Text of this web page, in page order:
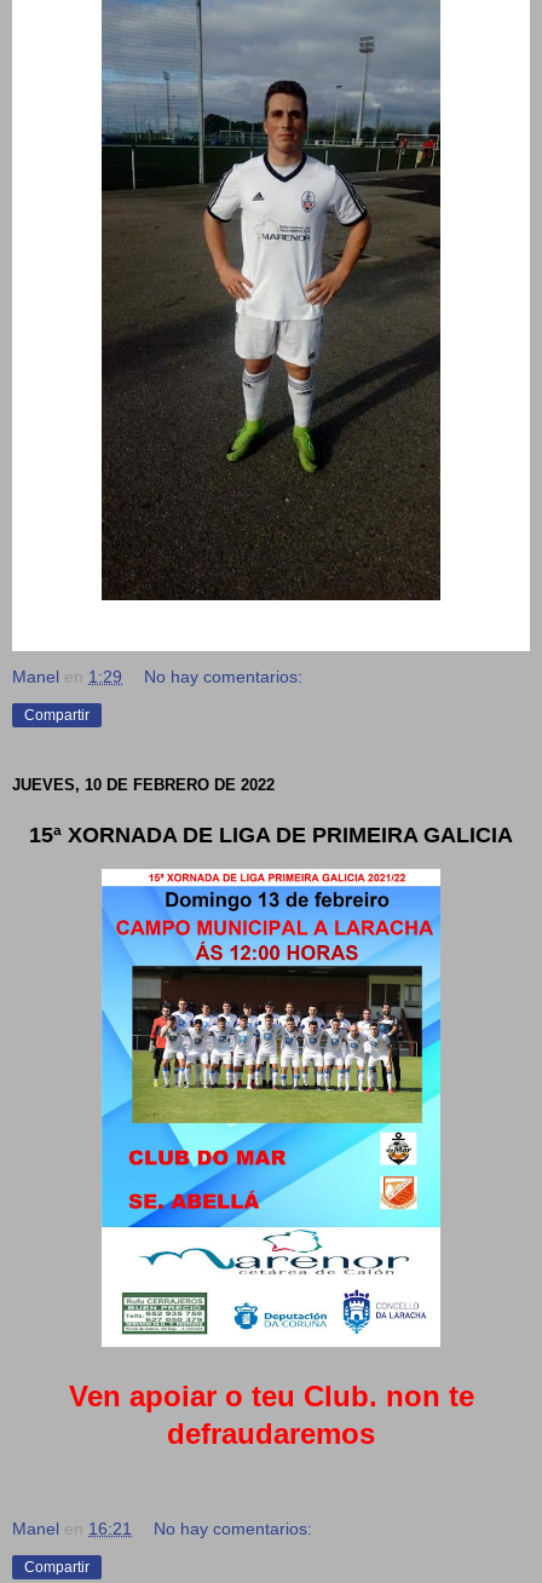
Manel en 1:29 No hay comentarios:
Compartir
JUEVES, 10 DE FEBRERO DE 2022
15ª XORNADA DE LIGA DE PRIMEIRA GALICIA
Ven apoiar o teu Club. non te
defraudaremos
Manel en 16:21 No hay comentarios:
Compartir